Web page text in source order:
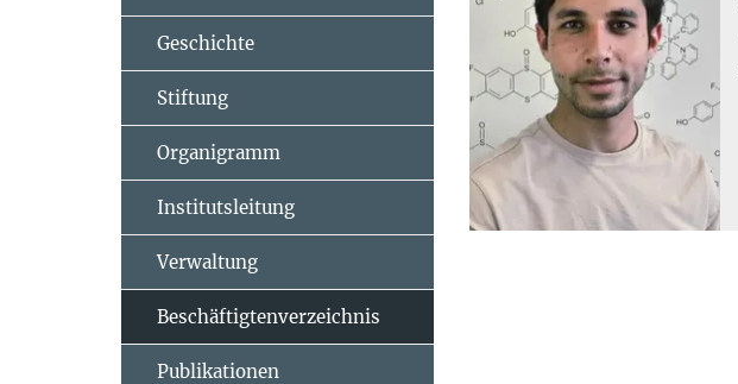
Geschichte
Stiftung
Organigramm
Institutsleitung
Verwaltung
Beschäftigtenverzeichnis
Publikationen